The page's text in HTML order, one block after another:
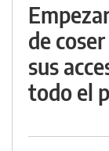
de
sus
todo el